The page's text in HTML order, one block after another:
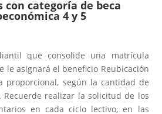
con categoría de beca
4 y 5
que consolide una matrícula
le asignará el beneficio Reubicación
proporcional, según la cantidad de
Recuerde realizar la solicitud de los
en cada ciclo lectivo, en las